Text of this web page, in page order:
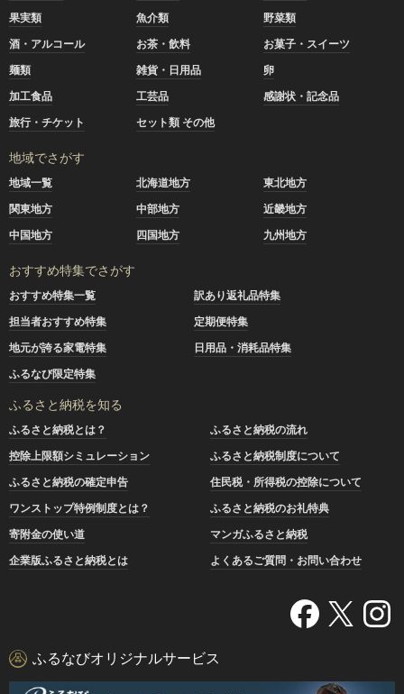
果実類
魚介類
野菜類
酒・アルコール
お茶・飲料
お菓子・スイーツ
麺類
雑貨・日用品
卵
加工食品
工芸品
感謝状・記念品
旅行・チケット
セット類 その他
地域でさがす
地域一覧 北海道地方
東北地方
関東地方
中部地方
近畿地方
中国地方
四国地方 九州地方
おすすめ特集でさがす
おすすめ特集一覧
訳あり返礼品特集
担当者おすすめ特集
定期便特集
地元が誇る家電特集
日用品・消耗品特集
ふるなび限定特集
ふるさと納税を知る
ふるさと納税とは？
ふるさと納税の流れ
控除上限額シミュレーション
ふるさと納税制度について
ふるさと納税の確定申告
住民税・所得税の控除について
ワンストップ特例制度とは？
ふるさと納税のお礼特典
寄附金の使い道
マンガふるさと納税
企業版ふるさと納税とは
よくあるご質問・お問い合わせ
ふるなびオリジナルサービス